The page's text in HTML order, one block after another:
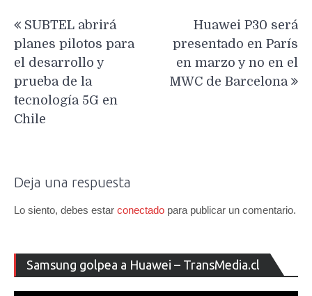
de
entradas
SUBTEL abrirá
planes pilotos para
el desarrollo y
prueba de la
tecnología 5G en
Chile
Huawei P30 será
presentado en París
en marzo y no en el
MWC de Barcelona
Deja una respuesta
Lo siento, debes estar conectado para publicar un comentario.
Samsung golpea a Huawei – TransMedia.cl
de